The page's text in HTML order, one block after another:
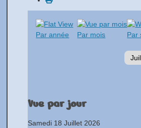
Par année Par mois Par
Vue par jour
Samedi 18 Juillet 2026